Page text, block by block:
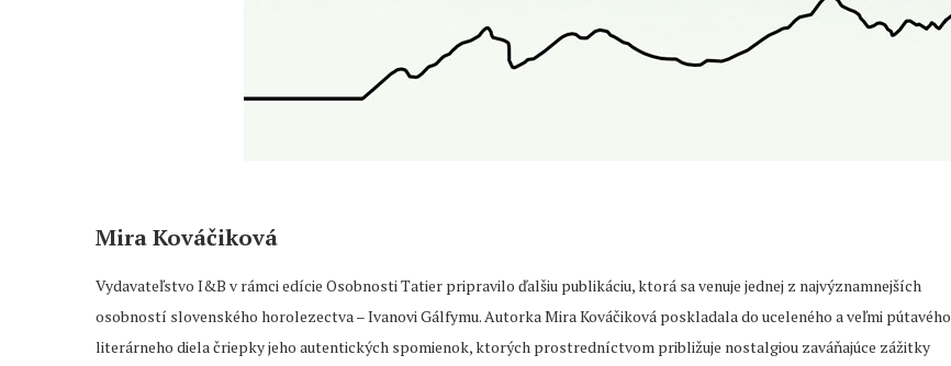
Mira Kováčiková
Vydavateľstvo I&B v rámci edície Osobnosti Tatier pripravilo ďalšiu publikáciu, ktorá sa venuje jednej z najvýznamnejších
osobností slovenského horolezectva – Ivanovi Gálfymu. Autorka Mira Kováčiková poskladala do uceleného a veľmi pútavého
literárneho diela čriepky jeho autentických spomienok, ktorých prostredníctvom približuje nostalgiou zaváňajúce zážitky